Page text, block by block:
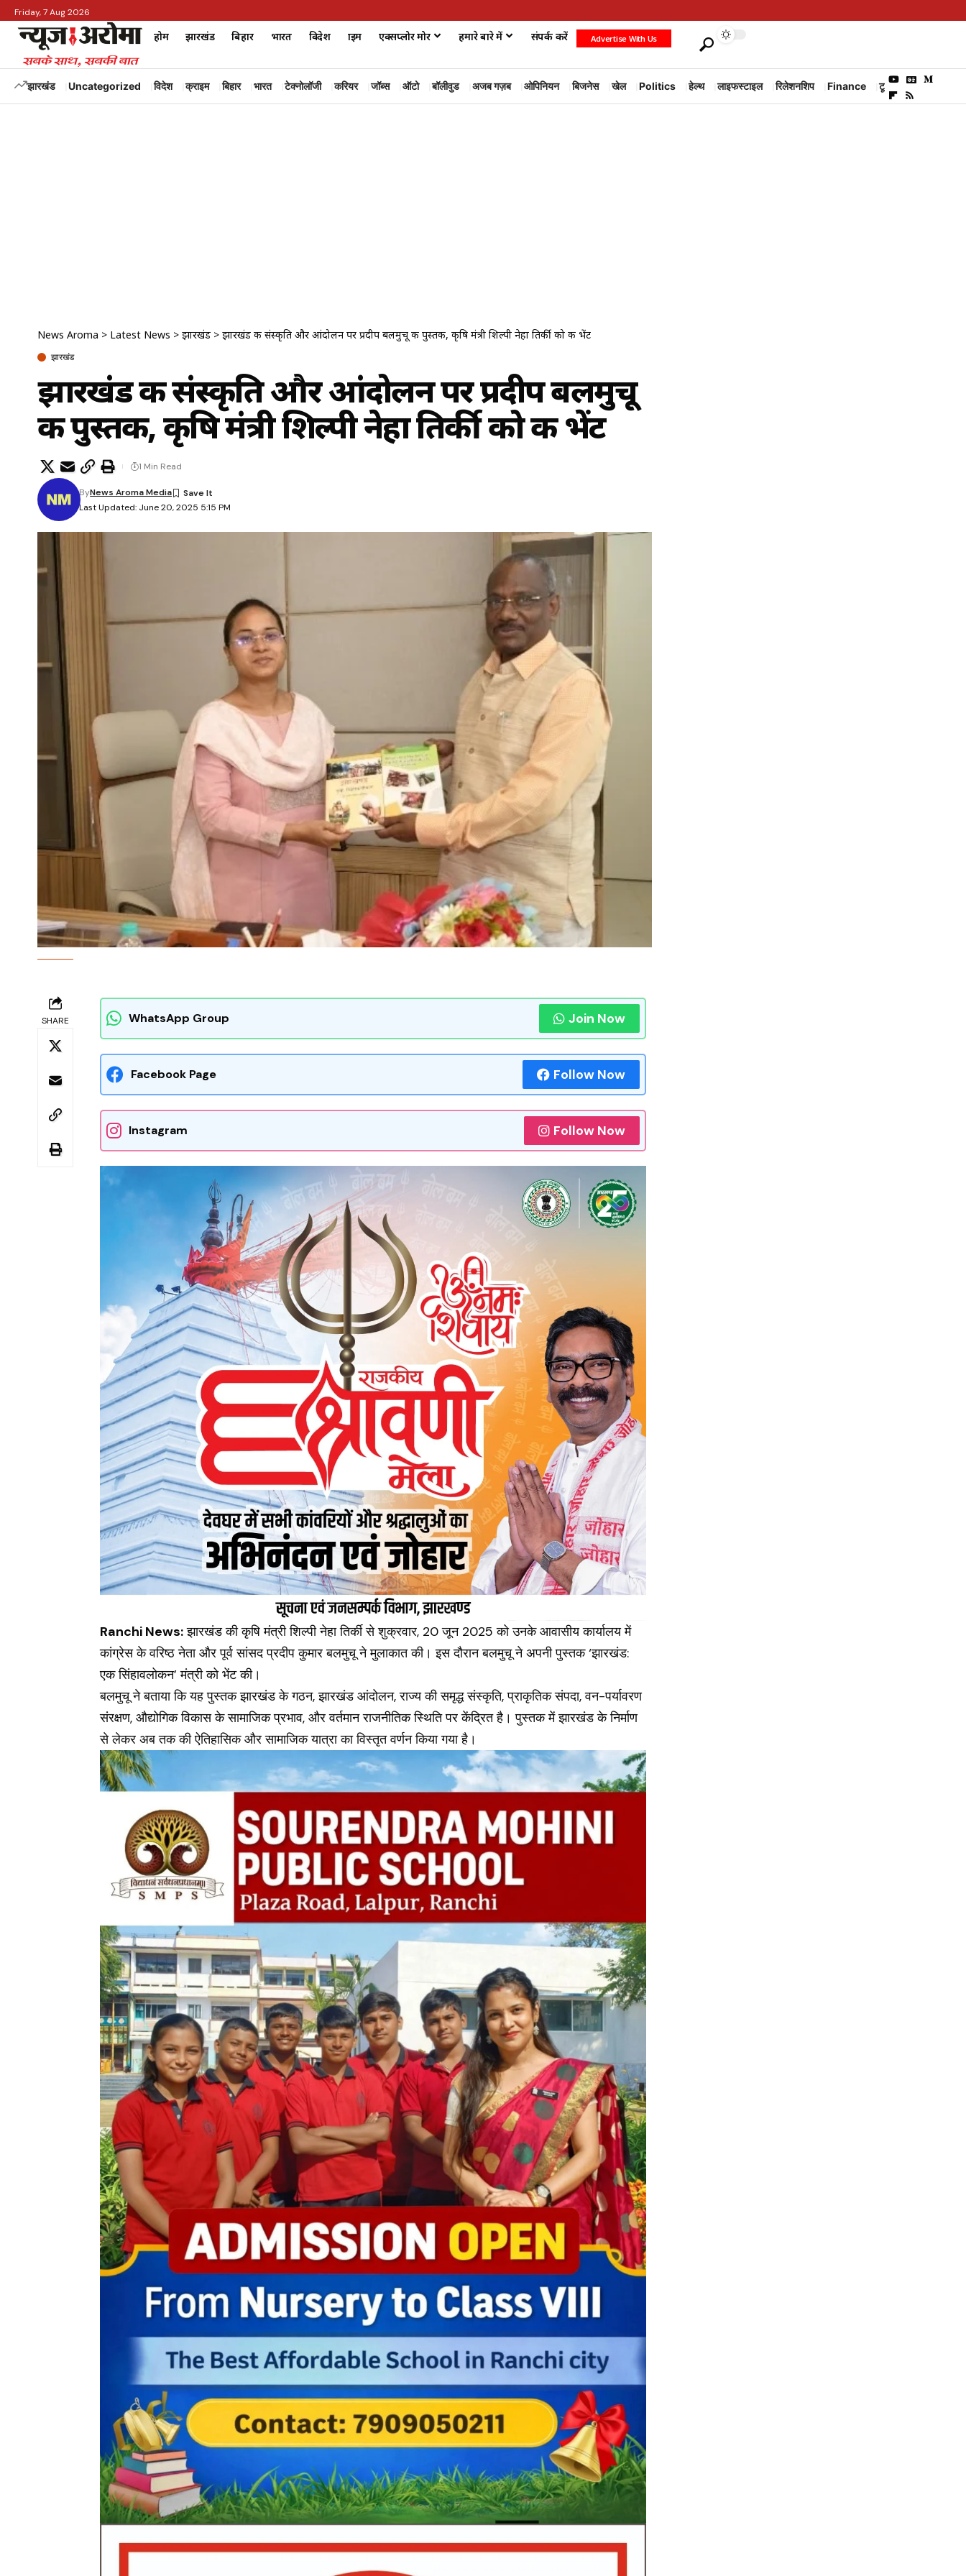
Friday, 7 Aug 2026
होम झारखंड बिहार भारत विदेश क्राइम एक्सप्लोर मोर हमारे बारे में संपर्क करें Advertise With Us
झारखंड Uncategorized विदेश क्राइम बिहार भारत टेक्नोलॉजी करियर जॉब्स ऑटो बॉलीवुड अजब गज़ब ओपिनियन बिजनेस खेल Politics हेल्थ लाइफस्टाइल रिलेशनशिप Finance टूरिज्म
News Aroma > Latest News > झारखंड > झारखंड की संस्कृति और आंदोलन पर प्रदीप बलमुचू की पुस्तक, कृषि मंत्री शिल्पी नेहा तिर्की को की भेंट
झारखंड
झारखंड की संस्कृति और आंदोलन पर प्रदीप बलमुचू
की पुस्तक, कृषि मंत्री शिल्पी नेहा तिर्की को की भेंट
Last Updated: June 20, 2025 5:15 PM
ByNews Aroma Media
1 Min Read
SHARE WhatsApp Group Join Now
Facebook Page Follow Now
Instagram Follow Now
Ranchi News:झारखंड की कृषि मंत्री शिल्पी नेहा तिर्की से शुक्रवार, 20 जून 2025 को उनके आवासीय कार्यालय में
कांग्रेस के वरिष्ठ नेता और पूर्व सांसद प्रदीप कुमार बलमुचू ने मुलाकात की। इस दौरान बलमुचू ने अपनी पुस्तक ‘झारखंड:
एक सिंहावलोकन’ मंत्री को भेंट की।
बलमुचू ने बताया कि यह पुस्तक झारखंड के गठन, झारखंड आंदोलन, राज्य की समृद्ध संस्कृति, प्राकृतिक संपदा, वन-पर्यावरण
संरक्षण, औद्योगिक विकास के सामाजिक प्रभाव, और वर्तमान राजनीतिक स्थिति पर केंद्रित है। पुस्तक में झारखंड के निर्माण
से लेकर अब तक की ऐतिहासिक और सामाजिक यात्रा का विस्तृत वर्णन किया गया है।